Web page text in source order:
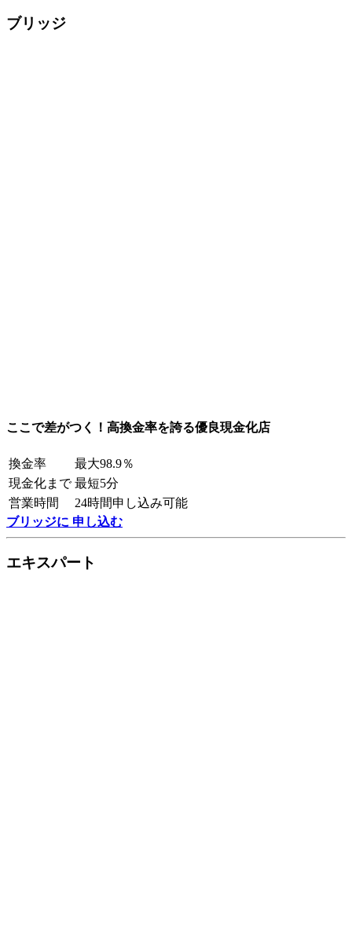
ブリッジ
ここで差がつく！高換金率を誇る優良現金化店
換金率
最大98.9％
現金化まで 最短5分
営業時間
24時間申し込み可能
ブリッジに 申し込む
エキスパート